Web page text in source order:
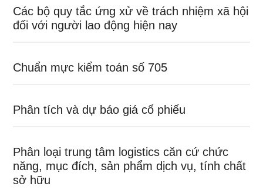
Các bộ quy tắc ứng xử về trách nhiệm xã hội
đối với người lao động hiện nay
Chuẩn mực kiểm toán số 705
Phân tích và dự báo giá cổ phiếu
Phân loại trung tâm logistics căn cứ chức
năng, mục đích, sản phẩm dịch vụ, tính chất
sở hữu